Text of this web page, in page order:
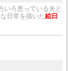
いろ患っている夫と
日常を描いた絵日